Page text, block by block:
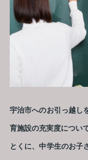
宇治市へのお引っ越し
育施設の充実度につい
とくに、中学生のお子